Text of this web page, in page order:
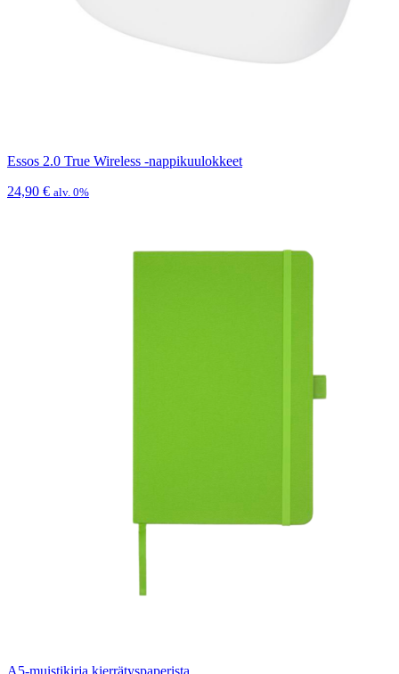
Essos 2.0 True Wireless -nappikuulokkeet
24,90 € alv. 0%